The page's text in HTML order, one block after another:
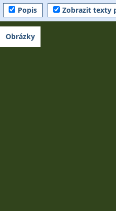
Popis Zobrazit texty
Obrázky